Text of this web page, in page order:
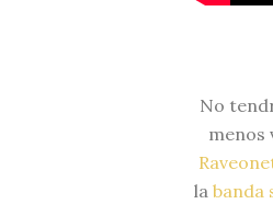
No
menos
la banda